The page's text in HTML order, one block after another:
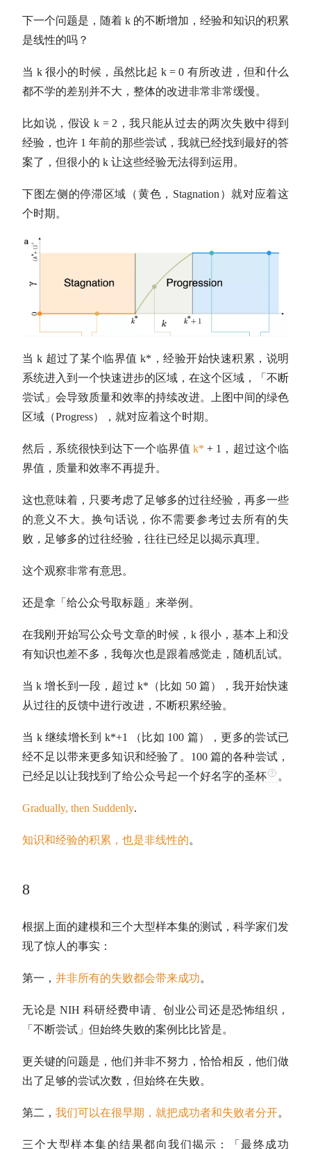
下一个问题是，随着 k 的不断增加，经验和知识的积累
是线性的吗？
当 k 很小的时候，虽然比起 k = 0 有所改进，但和什么
都不学的差别并不大，整体的改进非常非常缓慢。
比如说，假设 k = 2，我只能从过去的两次失败中得到
经验，也许 1 年前的那些尝试，我就已经找到最好的答
案了，但很小的 k 让这些经验无法得到运用。
下图左侧的停滞区域（黄色，Stagnation）就对应着这
个时期。
当 k 超过了某个临界值 k*，经验开始快速积累，说明
系统进入到一个快速进步的区域，在这个区域，「不断
尝试」会导致质量和效率的持续改进。上图中间的绿色
区域（Progress），就对应着这个时期。
然后，系统很快到达下一个临界值 k* + 1，超过这个临
界值，质量和效率不再提升。
这也意味着，只要考虑了足够多的过往经验，再多一些
的意义不大。换句话说，你不需要参考过去所有的失
败，足够多的过往经验，往往已经足以揭示真理。
这个观察非常有意思。
还是拿「给公众号取标题」来举例。
在我刚开始写公众号文章的时候，k 很小，基本上和没
有知识也差不多，我每次也是跟着感觉走，随机乱试。
当 k 增长到一段，超过 k*（比如 50 篇），我开始快速
从过往的反馈中进行改进，不断积累经验。
当 k 继续增长到 k*+1 （比如 100 篇），更多的尝试已
经不足以带来更多知识和经验了。100 篇的各种尝试，
已经足以让我找到了给公众号起一个好名字的圣杯 。
Gradually, then Suddenly.
知识和经验的积累，也是非线性的。
8
根据上面的建模和三个大型样本集的测试，科学家们发
现了惊人的事实：
第一， 并非所有的失败都会带来成功。
无论是 NIH 科研经费申请、创业公司还是恐怖组织，
「不断尝试」但始终失败的案例比比皆是。
更关键的问题是，他们并非不努力，恰恰相反，他们做
出了足够的尝试次数，但始终在失败。
第二， 我们可以在很早期，就把成功者和失败者分开。
三个大型样本集的结果都向我们揭示：「最终成功